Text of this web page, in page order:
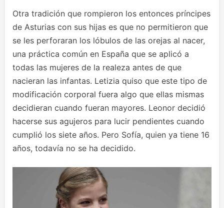
Otra tradición que rompieron los entonces príncipes
de Asturias con sus hijas es que no permitieron que
se les perforaran los lóbulos de las orejas al nacer,
una práctica común en España que se aplicó a
todas las mujeres de la realeza antes de que
nacieran las infantas. Letizia quiso que este tipo de
modificación corporal fuera algo que ellas mismas
decidieran cuando fueran mayores. Leonor decidió
hacerse sus agujeros para lucir pendientes cuando
cumplió los siete años. Pero Sofía, quien ya tiene 16
años, todavía no se ha decidido.